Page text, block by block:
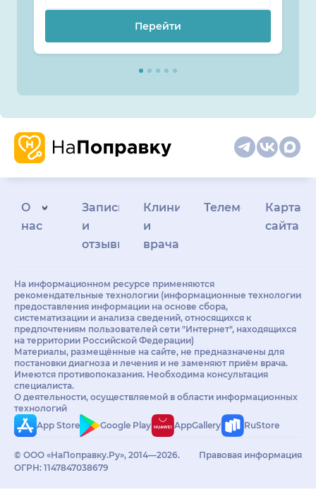
Перейти
О
нас
Запись
и
отзывы
Клиникам
и
врачам
Телемедицина
Карта
сайта
На информационном ресурсе применяются
рекомендательные технологии (информационные технологии
предоставления информации на основе сбора,
систематизации и анализа сведений, относящихся к
предпочтениям пользователей сети "Интернет", находящихся
на территории Российской Федерации)
Материалы, размещённые на сайте, не предназначены для
постановки диагноза и лечения и не заменяют приём врача.
Имеются противопоказания. Необходима консультация
специалиста.
О деятельности, осуществляемой в области информационных
технологий
App Store
Google Play AppGallery RuStore
© ООО «НаПоправку.Ру», 2014—2026.
ОГРН: 1147847038679
Правовая информация